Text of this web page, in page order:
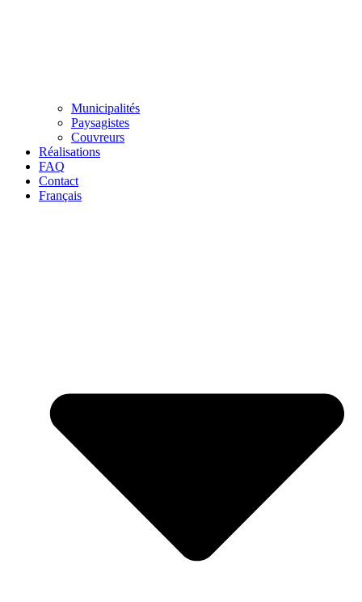
Municipalités
Paysagistes
Couvreurs
Réalisations
FAQ
Contact
Français